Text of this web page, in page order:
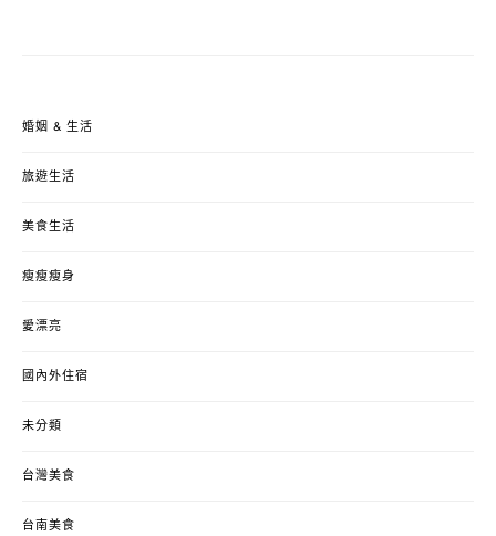
婚姻 & 生活
旅遊生活
美食生活
瘦瘦瘦身
愛漂亮
國內外住宿
未分類
台灣美食
台南美食